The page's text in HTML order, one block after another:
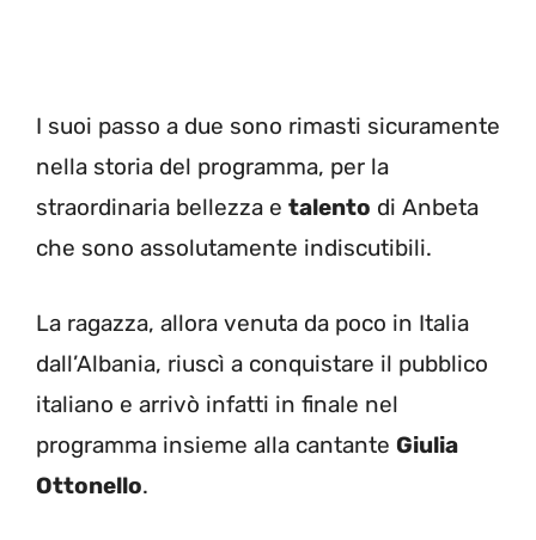
I suoi passo a due sono rimasti sicuramente
nella storia del programma, per la
straordinaria bellezza e talento di Anbeta
che sono assolutamente indiscutibili.
La ragazza, allora venuta da poco in Italia
dall’Albania, riuscì a conquistare il pubblico
italiano e arrivò infatti in finale nel
programma insieme alla cantante Giulia
Ottonello.